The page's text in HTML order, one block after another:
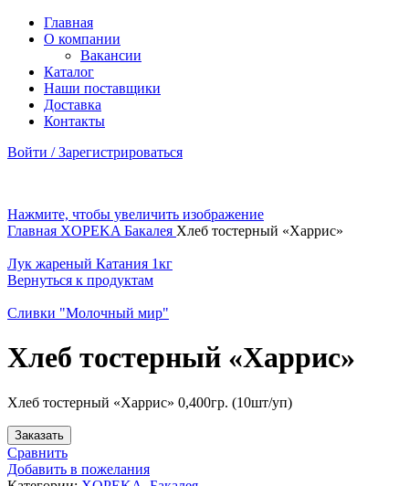
Главная
О компании
Вакансии
Каталог
Наши поставщики
Доставка
Контакты
Войти / Зарегистрироваться
Нажмите, чтобы увеличить изображение
Главная XOPEKA Бакалея Хлеб тостерный «Харрис»
Лук жареный Катания 1кг
Вернуться к продуктам
Сливки "Молочный мир"
Хлеб тостерный «Харрис»
Хлеб тостерный «Харрис» 0,400гр. (10шт/уп)
Заказать
Сравнить
Добавить в пожелания